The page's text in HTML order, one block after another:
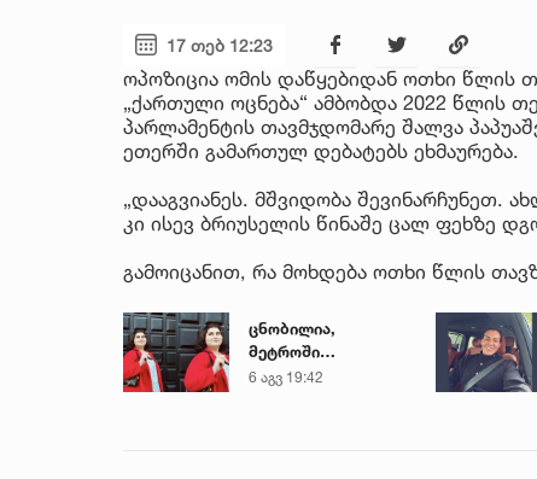
17 თებ 12:23
ოპოზიცია ომის დაწყებიდან ოთხი წლის
„ქართული ოცნება“ ამბობდა 2022 წლის
პარლამენტის თავმჯდომარე შალვა
ეთერში გამართულ დებატებს ეხმაურება.
„დააგვიანეს. მშვიდობა შევინარჩუნეთ.
კი ისევ ბრიუსელის წინაშე ცალ ფეხზე
გამოიცანით, რა მოხდება ოთხი წლის
ცნობილია,
მეტროში
გარდაცვლილი 21
6 აგვ 19:42